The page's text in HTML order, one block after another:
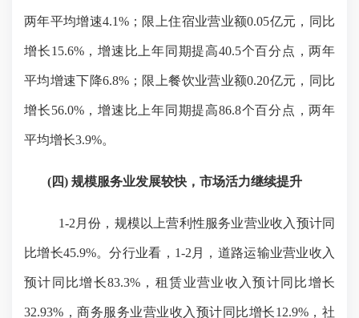
两年平均增速4.1% ；限上住宿业营业额0.05亿元，同比
增长15.6%，增速比上年同期提高40.5个百分点，两年
平均增速下降6.8% ；限上餐饮业营业额0.20亿元，同比
增长56.0%，增速比上年同期提高86.8个百分点，两年
平均增长3.9%。
(四) 规模服务业发展较快，市场活力继续提升
1-2 月份，规模以上营利性服务业营业收入预计同
比增长45.9%。分行业看， 1-2 月，道路运输业营业收入
预计同比增长83.3% ，租赁业营业收入预计同比增长
32.93% ，商务服务业营业收入预计同比增长12.9%，社